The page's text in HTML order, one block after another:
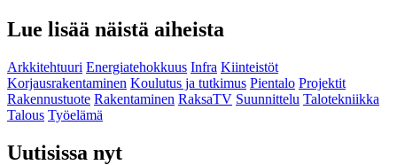
Lue lisää näistä aiheista
Arkkitehtuuri Energiatehokkuus Infra Kiinteistöt
Korjausrakentaminen Koulutus ja tutkimus Pientalo Projektit
Rakennustuote Rakentaminen RaksaTV Suunnittelu Talotekniikka
Talous Työelämä
Uutisissa nyt